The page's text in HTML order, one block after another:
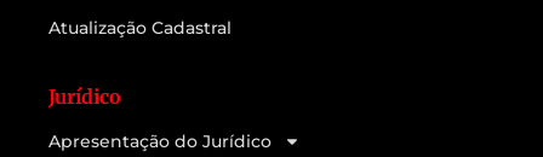
Atualização Cadastral
Jurídico
Apresentação do Jurídico